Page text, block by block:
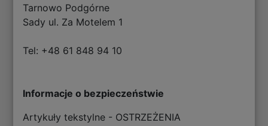
Tarnowo Podgórne
Sady ul. Za Motelem 1
Tel: +48 61 848 94 10
Informacje o bezpieczeństwie
Artykuły tekstylne - OSTRZEŻENIA